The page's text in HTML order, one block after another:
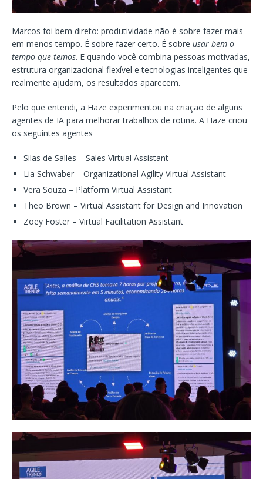
Marcos foi bem direto: produtividade não é sobre fazer mais
em menos tempo. É sobre fazer certo. É sobre usar bem o
tempo que temos. E quando você combina pessoas motivadas,
estrutura organizacional flexível e tecnologias inteligentes que
realmente ajudam, os resultados aparecem.
Pelo que entendi, a Haze experimentou na criação de alguns
agentes de IA para melhorar trabalhos de rotina. A Haze criou
os seguintes agentes
Silas de Salles – Sales Virtual Assistant
Lia Schwaber – Organizational Agility Virtual Assistant
Vera Souza – Platform Virtual Assistant
Theo Brown – Virtual Assistant for Design and Innovation
Zoey Foster – Virtual Facilitation Assistant